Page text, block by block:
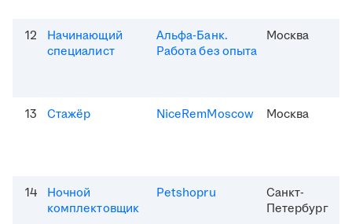
12
Начинающий
специалист
Альфа-Банк.
Работа без опыта
Москва
13 Стажёр NiceRemMoscow Москва
14
Ночной
комплектовщик
Petshopru
Санкт-
Петербург